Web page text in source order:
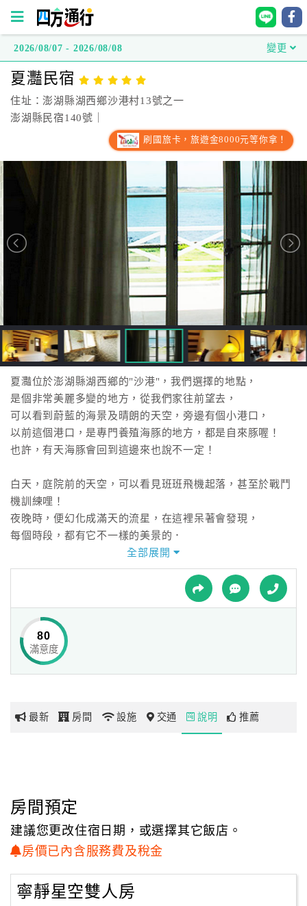
方
通
行
房
跟
飯
店
訂
房
HOT
特
民
宿
球
網
玩
地
圖
顧
務
2026/08/07 - 2026/08/08 變更
夏灩民宿
住址：澎湖縣湖西鄉沙港村13號之一
澎湖縣民宿140號｜
刷國旅卡，旅遊金8000元等你拿！
夏灩位於澎湖縣湖西鄉的"沙港"，我們選擇的地點，
是個非常美麗多變的地方，從我們家往前望去，
可以看到蔚藍的海景及晴朗的天空，旁邊有個小港口，
以前這個港口，是專門養殖海豚的地方，都是自來豚喔！
也許，有天海豚會回到這邊來也說不一定！
白天，庭院前的天空，可以看見班班飛機起落，甚至於戰鬥
機訓練哩！
夜晚時，便幻化成滿天的流星，在這裡呆著會發現，
每個時段，都有它不一樣的美景的．
現在，我們住在這裡，我們是越來越愛這邊的一草一木，
也慢慢了解我家壽興先生，為什麼那樣執意要在這定居，
沒看過他那樣快樂，他常常會跟我說：這邊有好多好多資源
退潮時，可踏步海岸撿拾貝殼、捉螃蟹、抱礅等，
可以撿到很多珍寶，前幾天，還看到保育類的貝類．
還有燈籠魚等．甚至於每天可以捉螃蟹跟海瓜子來吃呢！
而珊瑚對我們前面的這片海，是多到數不清的，
可以讓人在海上遊玩.來一個海上活動，也可以做石滬，
岸邊的聲音，
晚上還可以一邊喝著冰涼的啤酒或飲料，一邊望著滿天的星
光，
壽興跟我最終是希望讓每一個來的朋友，都能輕輕鬆鬆，放
全部展開
80
滿意度
最新 房間 設施 交通 說明 推薦
房間預定
建議您更改住宿日期，或選擇其它飯店。
房價已內含服務費及稅金
寧靜星空雙人房